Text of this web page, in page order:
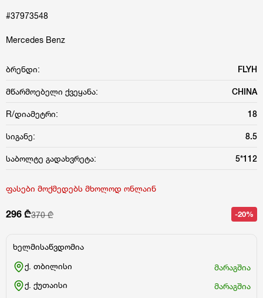
#37973548
Mercedes Benz
ბრენდი: FLYH
მწარმოებელი ქვეყანა: CHINA
R/დიამეტრი: 18
სიგანე: 8.5
საბოლტე გადახვრეტა: 5*112
ფასები მოქმედებს მხოლოდ ონლაინ
296 ₾370 ₾ -20%
ხელმისაწვდომია
ქ. თბილისი
მარაგშია
ქ. ქუთაისი
მარაგშია